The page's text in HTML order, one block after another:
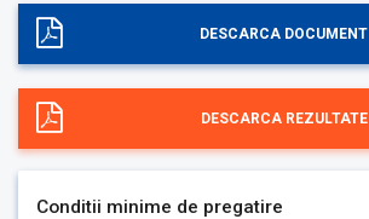
DESCARCA DOCUMENT
DESCARCA REZULTATE
Conditii minime de pregatire